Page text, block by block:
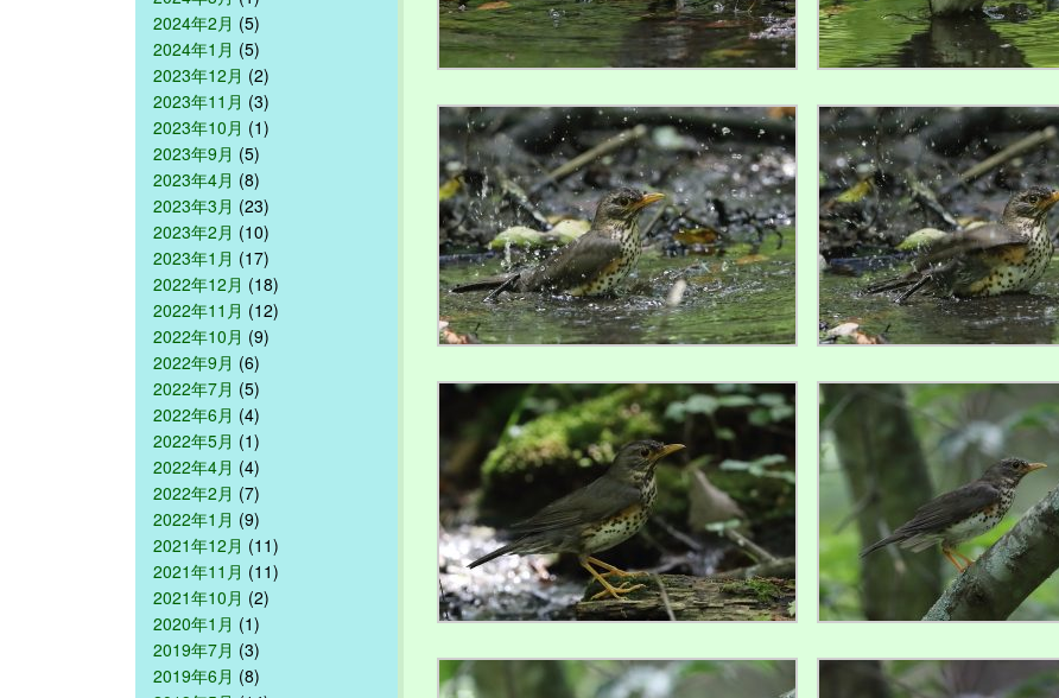
2024年2月 (5)
2024年1月 (5)
2023年12月 (2)
2023年11月 (3)
2023年10月 (1)
2023年9月 (5)
2023年4月 (8)
2023年3月 (23)
2023年2月 (10)
2023年1月 (17)
2022年12月 (18)
2022年11月 (12)
2022年10月 (9)
2022年9月 (6)
2022年7月 (5)
2022年6月 (4)
2022年5月 (1)
2022年4月 (4)
2022年2月 (7)
2022年1月 (9)
2021年12月 (11)
2021年11月 (11)
2021年10月 (2)
2020年1月 (1)
2019年7月 (3)
2019年6月 (8)